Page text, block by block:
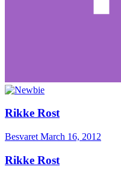
Rikke Rost
Besvaret March 16, 2012
Rikke Rost